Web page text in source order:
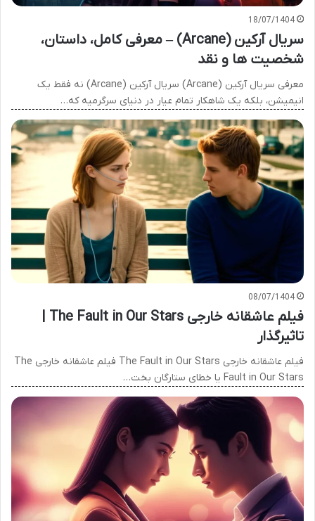
18/07/1404
سریال آرکین (Arcane) – معرفی کامل، داستان،
شخصیت ها و نقد
معرفی سریال آرکین (Arcane) سریال آرکین (Arcane) نه فقط یک
انیمیشن، بلکه یک شاهکار تمام عیار در دنیای سرگرمیه که…
08/07/1404
فیلم عاشقانه خارجی The Fault in Our Stars |
تاثیرگذار
فیلم عاشقانه خارجی The Fault in Our Stars فیلم عاشقانه خارجی The
Fault in Our Stars یا خطای ستارگان بخت…